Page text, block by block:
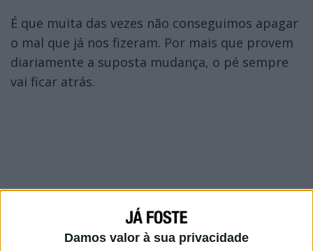
Damos valor à sua privacidade
É que muita das vezes não conseguimos apagar
o mal que já nos fizeram. Por mais que provem
diariamente a suposta mudança, o pé sempre
vai ficar atrás.